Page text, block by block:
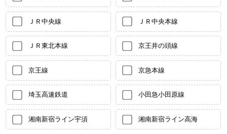
ＪＲ中央線 ＪＲ中央本線
ＪＲ東北本線 京王井の頭線
京王線 京急本線
埼玉高速鉄道 小田急小田原線
湘南新宿ライン宇須 湘南新宿ライン高海